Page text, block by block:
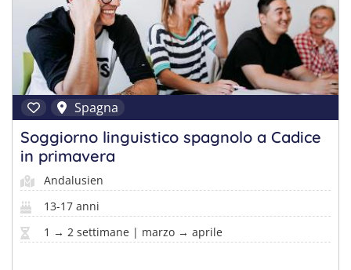
Spagna
Soggiorno linguistico spagnolo a Cadice
in primavera
Andalusien
13-17 anni
1 → 2 settimane | marzo → aprile